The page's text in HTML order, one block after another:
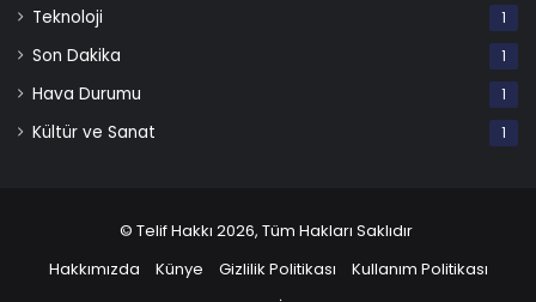
Teknoloji 1
Son Dakika 1
Hava Durumu 1
Kültür ve Sanat 1
© Telif Hakkı 2026, Tüm Hakları Saklıdır
Hakkımızda
Künye Gizlilik Politikası
Kullanım Politikası